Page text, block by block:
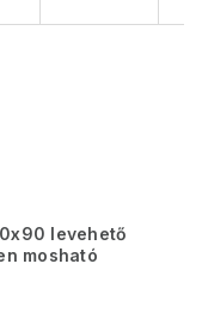
levehető
mosható